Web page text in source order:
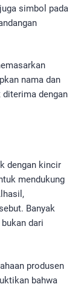
simbol pada
nama dan
diterima dengan
dengan kincir
mendukung
Banyak
dari
produsen
bahwa